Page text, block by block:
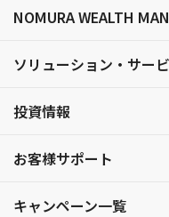
NOMURA WEALTH
ソリューション・サー
投資情報
お客様サポート
キャンペーン一覧